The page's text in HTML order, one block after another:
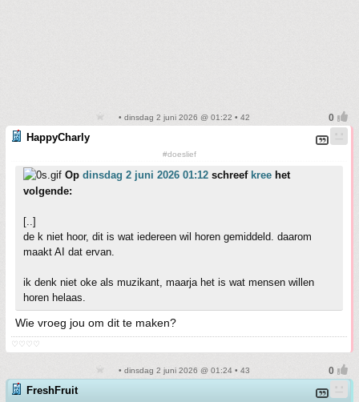
• dinsdag 2 juni 2026 @ 01:22 • 42
HappyCharly
#doeslief
Op dinsdag 2 juni 2026 01:12 schreef kree het
volgende:
[..]
de k niet hoor, dit is wat iedereen wil horen gemiddeld. daarom
maakt AI dat ervan.
ik denk niet oke als muzikant, maarja het is wat mensen willen
horen helaas.
Wie vroeg jou om dit te maken?
♡♡♡♡
• dinsdag 2 juni 2026 @ 01:24 • 43
FreshFruit